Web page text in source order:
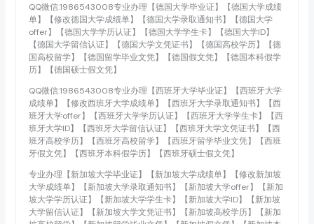
QQ微信:1986543008专业办理【德国大学毕业证】【德国大学成绩
单】【修改德国大学成绩单】【德国大学录取通知书】【德国大学
offer】【德国大学学历认证】【德国大学学生卡】【德国大学ID】
【德国大学留信认证】【德国大学文凭证书】【德国高校学历】【德
国高校留学】【德国留学毕业文凭】【德国假文凭】【德国本科假学
历】【德国硕士假文凭】
QQ微信:1986543008专业办理【西班牙大学毕业证】【西班牙大学
成绩单】【修改西班牙大学成绩单】【西班牙大学录取通知书】【西
班牙大学offer】【西班牙大学学历认证】【西班牙大学学生卡】【西
班牙大学ID】【西班牙大学留信认证】【西班牙大学文凭证书】【西
班牙高校学历】【西班牙高校留学】【西班牙留学毕业文凭】【西班
牙假文凭】【西班牙本科假学历】【西班牙硕士假文凭】
专业办理【新加坡大学毕业证】【新加坡大学成绩单】【修改新加坡
大学成绩单】【新加坡大学录取通知书】【新加坡大学offer】【新加
坡大学学历认证】【新加坡大学学生卡】【新加坡大学ID】【新加坡
大学留信认证】【新加坡大学文凭证书】【新加坡高校学历】【新加